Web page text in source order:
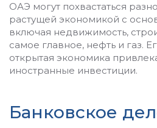
ОАЭ могут похвастаться
растущей экономикой с
включая недвижимость,
самое главное, нефть и газ.
открытая экономика
иностранные инвестиции.
Банковское